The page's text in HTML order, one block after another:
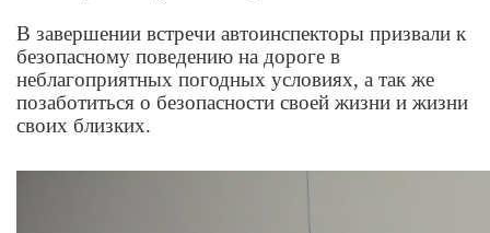
В завершении встречи автоинспекторы призвали к
безопасному поведению на дороге в
неблагоприятных погодных условиях, а так же
позаботиться о безопасности своей жизни и жизни
своих близких.